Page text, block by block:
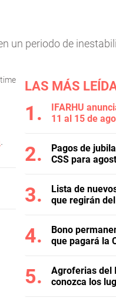
un periodo de
.
LAS MÁS
IFARHU
11 al 15 de
Pagos de
CSS para
Lista de
que regirán
Bono
que pagará la
Agroferias del
conozca los